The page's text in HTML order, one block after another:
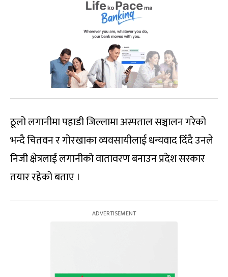
ठूलो लगानीमा पहाडी जिल्लामा अस्पताल सञ्चालन गरेको
भन्दै चितवन र गोरखाका व्यवसायीलाई धन्यवाद दिँदै उनले
निजी क्षेत्रलाई लगानीको वातावरण बनाउन प्रदेश सरकार
तयार रहेको बताए ।